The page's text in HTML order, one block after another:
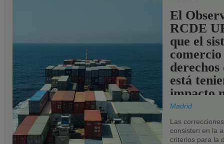
El
RCDE
que el
comercio
derechos
está
impacto
los
UE.
Madrid
Las
consisten en la
criterios para la